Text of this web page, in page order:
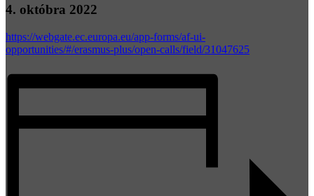
4. októbra 2022
https://webgate.ec.europa.eu/app-forms/af-ui-
opportunities/#/erasmus-plus/open-calls/field/31047625